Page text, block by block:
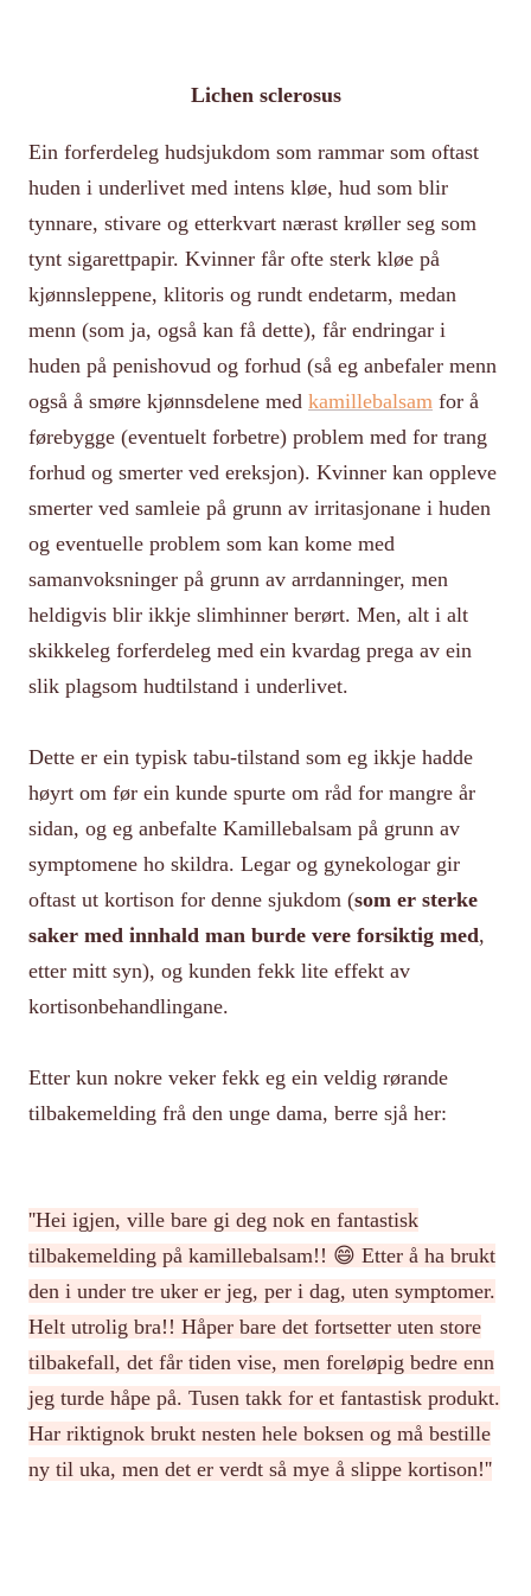
Lichen sclerosus
Ein forferdeleg hudsjukdom som rammar som oftast
huden i underlivet med intens kløe, hud som blir
tynnare, stivare og etterkvart nærast krøller seg som
tynt sigarettpapir. Kvinner får ofte sterk kløe på
kjønnsleppene, klitoris og rundt endetarm, medan
menn (som ja, også kan få dette), får endringar i
huden på penishovud og forhud (så eg anbefaler menn
også å smøre kjønnsdelene med kamillebalsam for å
førebygge (eventuelt forbetre) problem med for trang
forhud og smerter ved ereksjon). Kvinner kan oppleve
smerter ved samleie på grunn av irritasjonane i huden
og eventuelle problem som kan kome med
samanvoksninger på grunn av arrdanninger, men
heldigvis blir ikkje slimhinner berørt. Men, alt i alt
skikkeleg forferdeleg med ein kvardag prega av ein
slik plagsom hudtilstand i underlivet.
Dette er ein typisk tabu-tilstand som eg ikkje hadde
høyrt om før ein kunde spurte om råd for mangre år
sidan, og eg anbefalte Kamillebalsam på grunn av
symptomene ho skildra. Legar og gynekologar gir
oftast ut kortison for denne sjukdom (som er sterke
saker med innhald man burde vere forsiktig med,
etter mitt syn), og kunden fekk lite effekt av
kortisonbehandlingane.
Etter kun nokre veker fekk eg ein veldig rørande
tilbakemelding frå den unge dama, berre sjå her:
''Hei igjen, ville bare gi deg nok en fantastisk
tilbakemelding på kamillebalsam!! 😄 Etter å ha brukt
den i under tre uker er jeg, per i dag, uten symptomer.
Helt utrolig bra!! Håper bare det fortsetter uten store
tilbakefall, det får tiden vise, men foreløpig bedre enn
jeg turde håpe på. Tusen takk for et fantastisk produkt.
Har riktignok brukt nesten hele boksen og må bestille
ny til uka, men det er verdt så mye å slippe kortison!''